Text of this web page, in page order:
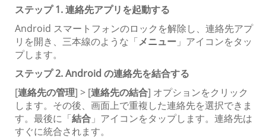
ステップ 1. 連絡先アプリを起動する
Android スマートフォンのロックを解除し、連絡先アプ
リを開き、三本線のような「メニュー 」アイコンをタッ
プします。
ステップ 2. Android の連絡先を結合する
[連絡先の管理] > [連絡先の結合] オプションをクリック
します。その後、画面上で重複した連絡先を選択できま
す。最後に「結合 」アイコンをタップします。連絡先は
すぐに統合されます。